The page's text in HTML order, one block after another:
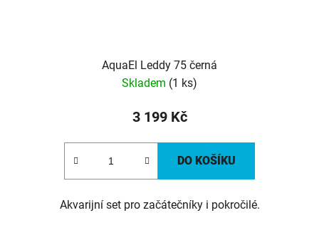
AquaEl Leddy 75 černá
Skladem (1 ks)
3 199 Kč
DO KOŠÍKU
Akvarijní set pro začátečníky i pokročilé.